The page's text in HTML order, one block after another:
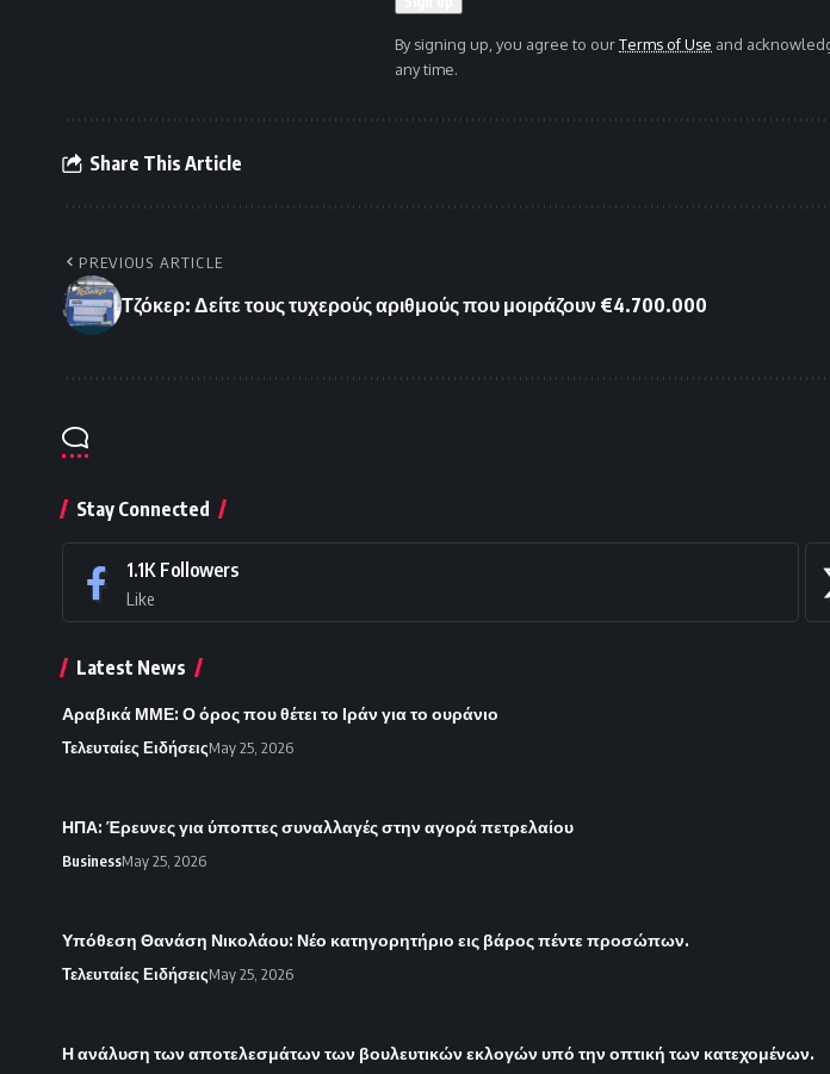
By signing up, you agree to ourTerms of Use and
any time.
Share This Article
PREVIOUS ARTICLE
Τζόκερ: Δείτε τους τυχερούς αριθμούς που μοιράζουν €4.700.000
Stay Connected
1.1K Followers
Like
Latest News
Αραβικά ΜΜΕ: Ο όρος που θέτει το Ιράν για το ουράνιο
Τελευταίες ΕιδήσειςMay 25, 2026
ΗΠΑ: Έρευνες για ύποπτες συναλλαγές στην αγορά πετρελαίου
BusinessMay 25, 2026
Υπόθεση Θανάση Νικολάου: Νέο κατηγορητήριο εις βάρος πέντε προσώπων.
Τελευταίες ΕιδήσειςMay 25, 2026
Η ανάλυση των αποτελεσμάτων των βουλευτικών εκλογών υπό την οπτική των κατεχομένων.